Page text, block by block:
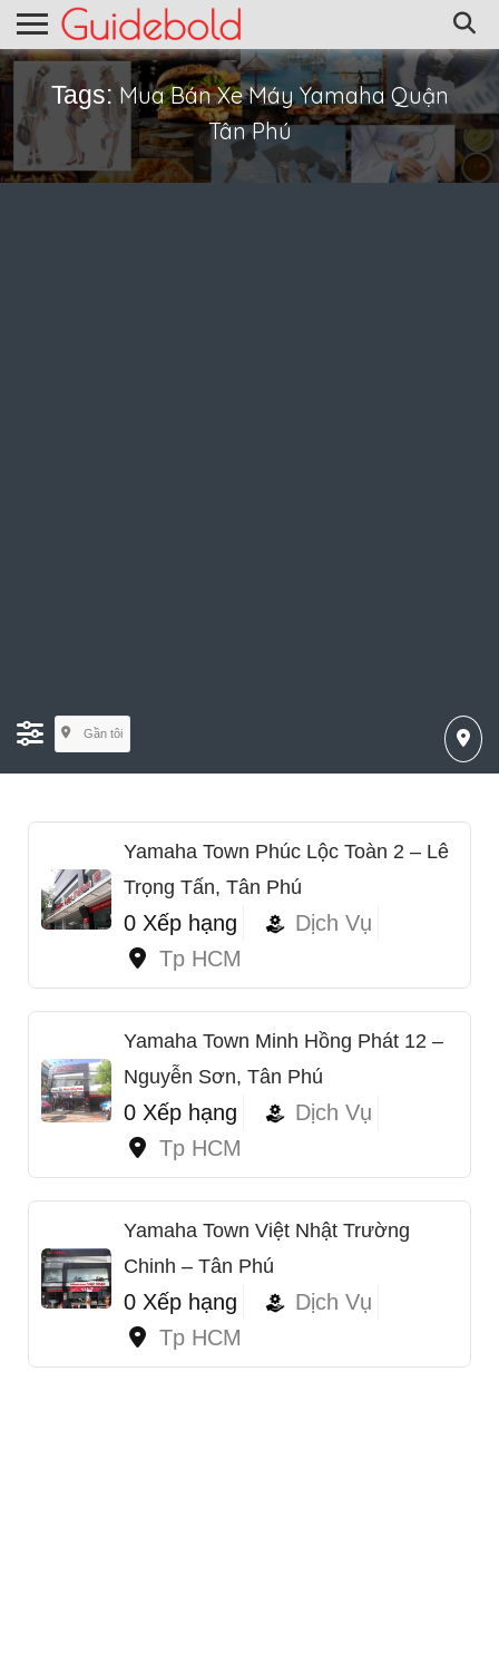
Tags: Mua Bán Xe Máy Yamaha Quận
Tân Phú
Gần tôi
Yamaha Town Phúc Lộc Toàn 2 – Lê
Trọng Tấn, Tân Phú
0 Xếp hạng
Dịch Vụ
Tp HCM
Yamaha Town Minh Hồng Phát 12 –
Nguyễn Sơn, Tân Phú
0 Xếp hạng
Dịch Vụ
Tp HCM
Yamaha Town Việt Nhật Trường
Chinh – Tân Phú
0 Xếp hạng
Dịch Vụ
Tp HCM